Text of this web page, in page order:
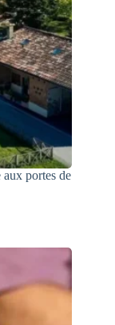
aux portes de